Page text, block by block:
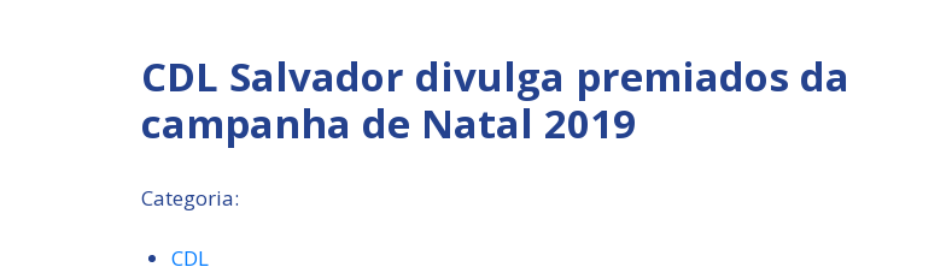
CDL Salvador divulga premiados da
campanha de Natal 2019
Categoria:
CDL